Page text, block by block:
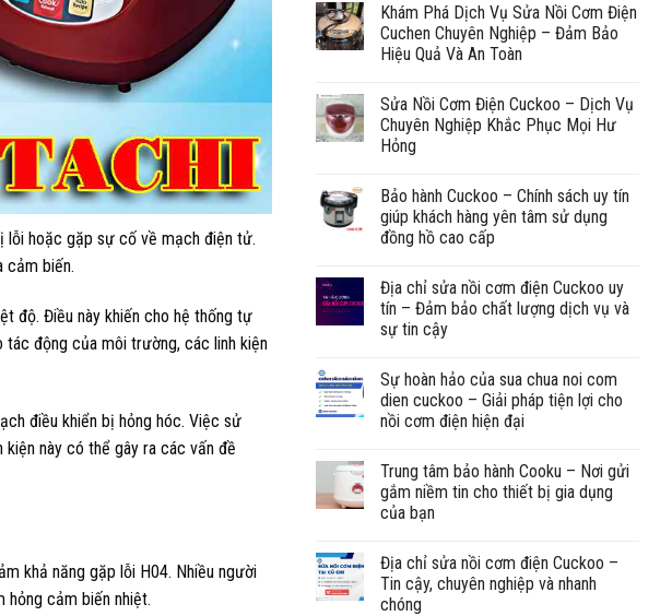
lỗi hoặc gặp sự cố về mạch điện tử.
cảm biến.
độ. Điều này khiến cho hệ thống tự
tác động của môi trường, các linh kiện
điều khiển bị hỏng hóc. Việc sử
này có thể gây ra các vấn đề
khả năng gặp lỗi H04. Nhiều người
hỏng cảm biến nhiệt.
Khám Phá Dịch Vụ Sửa Nồi Cơm Điện
Cuchen Chuyên Nghiệp – Đảm Bảo
Hiệu Quả Và An Toàn
Sửa Nồi Cơm Điện Cuckoo – Dịch Vụ
Chuyên Nghiệp Khắc Phục Mọi Hư
Hỏng
Bảo hành Cuckoo – Chính sách uy tín
giúp khách hàng yên tâm sử dụng
đồng hồ cao cấp
Địa chỉ sửa nồi cơm điện Cuckoo uy
tín – Đảm bảo chất lượng dịch vụ và
sự tin cậy
Sự hoàn hảo của sua chua noi com
dien cuckoo – Giải pháp tiện lợi cho
nồi cơm điện hiện đại
Trung tâm bảo hành Cooku – Nơi gửi
gắm niềm tin cho thiết bị gia dụng
của bạn
Địa chỉ sửa nồi cơm điện Cuckoo –
Tin cậy, chuyên nghiệp và nhanh
chóng